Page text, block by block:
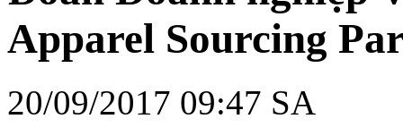
Apparel Sourcing
20/09/2017 09:47 SA